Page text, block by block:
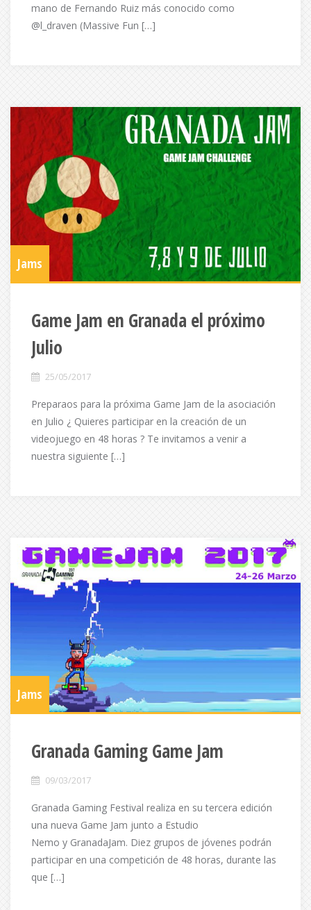
mano de Fernando Ruiz más conocido como
@l_draven (Massive Fun […]
Jams
Game Jam en Granada el próximo
Julio
25/05/2017
Preparaos para la próxima Game Jam de la asociación
en Julio ¿ Quieres participar en la creación de un
videojuego en 48 horas ? Te invitamos a venir a
nuestra siguiente […]
Jams
Granada Gaming Game Jam
09/03/2017
Granada Gaming Festival realiza en su tercera edición
una nueva Game Jam junto a Estudio
Nemo y GranadaJam. Diez grupos de jóvenes podrán
participar en una competición de 48 horas, durante las
que […]